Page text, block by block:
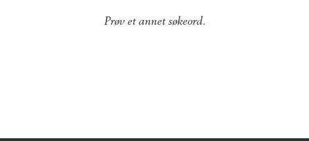
Prøv et annet søkeord.